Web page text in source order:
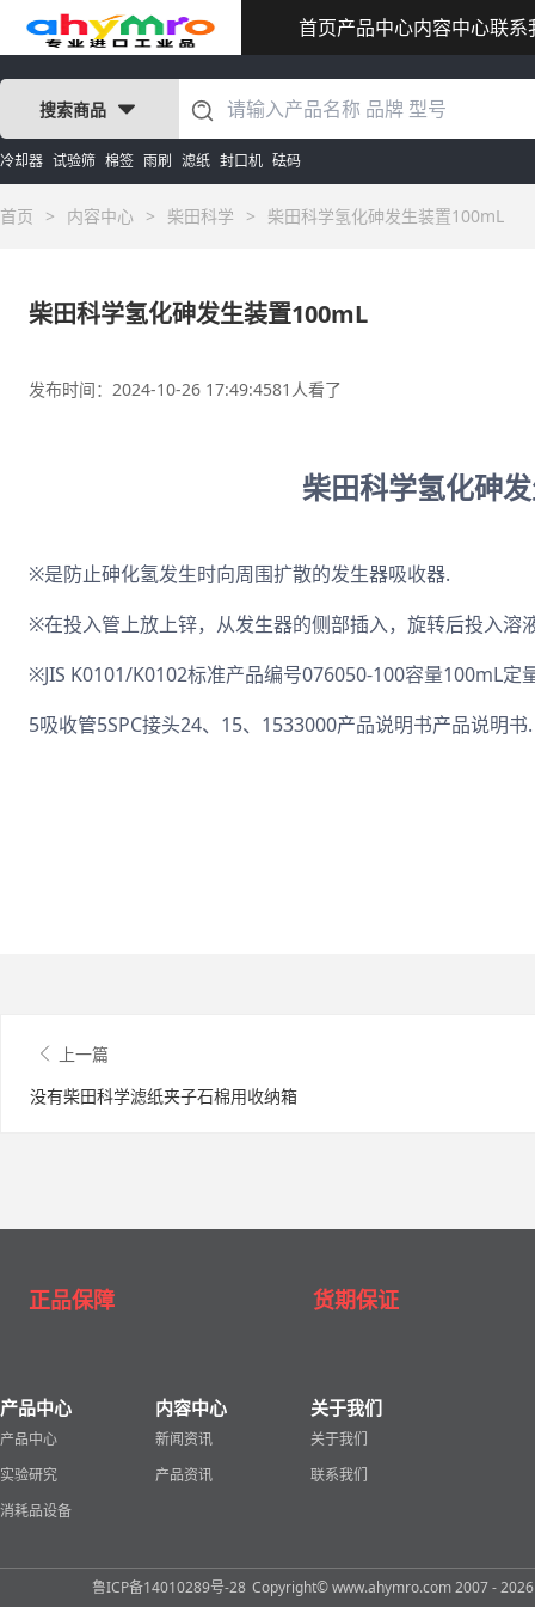
首页产品中心内容中心联系
搜索商品
冷却器 试验筛 棉签 雨刷 滤纸 封口机 砝码
首页 > 内容中心 > 柴田科学 > 柴田科学氢化砷发生装置100mL
柴田科学氢化砷发生装置100mL
发布时间：2024-10-26 17:49:4581人看了
柴田科学氢化砷
※是防止砷化氢发生时向周围扩散的发生器吸收器.
※在投入管上放上锌，从发生器的侧部插入，旋转后投入溶
※JIS K0101/K0102标准产品编号076050-100容量100mL定
5吸收管5SPC接头24、15、1533000产品说明书产品说明书.
上一篇
没有柴田科学滤纸夹子石棉用收纳箱
正品保障 货期保证
产品中心
产品中心
实验研究
消耗品设备
内容中心
新闻资讯
产品资讯
关于我们
关于我们
联系我们
鲁ICP备14010289号-28 Copyright© www.ahymro.com 2007 - 2026